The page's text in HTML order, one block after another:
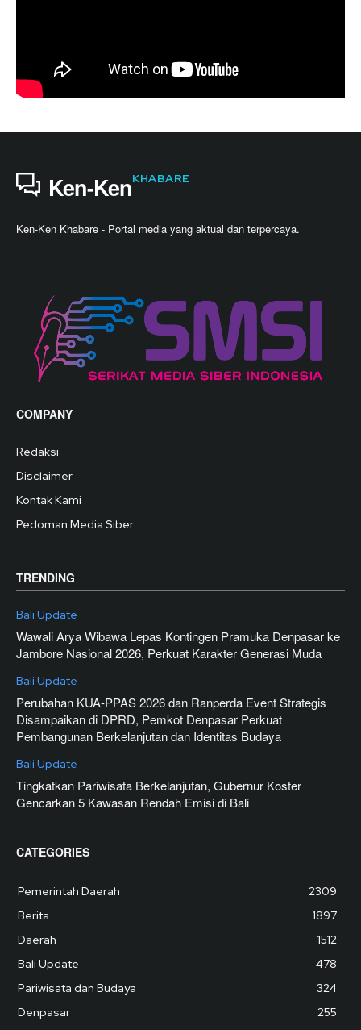
Ken-KenKHABARE
Ken-Ken Khabare - Portal media yang aktual dan terpercaya.
COMPANY
Redaksi
Disclaimer
Kontak Kami
Pedoman Media Siber
TRENDING
Bali Update
Wawali Arya Wibawa Lepas Kontingen Pramuka Denpasar ke
Jambore Nasional 2026, Perkuat Karakter Generasi Muda
Bali Update
Perubahan KUA-PPAS 2026 dan Ranperda Event Strategis
Disampaikan di DPRD, Pemkot Denpasar Perkuat
Pembangunan Berkelanjutan dan Identitas Budaya
Bali Update
Tingkatkan Pariwisata Berkelanjutan, Gubernur Koster
Gencarkan 5 Kawasan Rendah Emisi di Bali
CATEGORIES
Pemerintah Daerah
2309
Berita
1897
Daerah
1512
Bali Update
478
Pariwisata dan Budaya
324
Denpasar
255